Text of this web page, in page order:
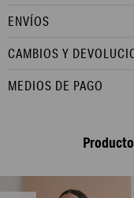
ENVÍOS
CAMBIOS Y
MEDIOS DE PAGO